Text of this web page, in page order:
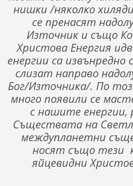
нишки /няколко
се пренасят
Източник и също
Христова Енергия
енергии са
слизат направо
Бог/Източника/. По
много появили се
с нашите енергии,
Съществата на
междупланетни
носят също тези
яйцевидни